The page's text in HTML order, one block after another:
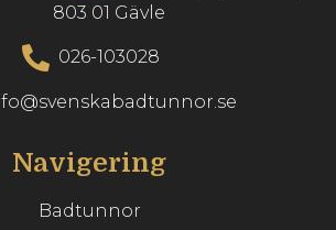
803 01 Gävle
026-103028
Navigering
Badtunnor